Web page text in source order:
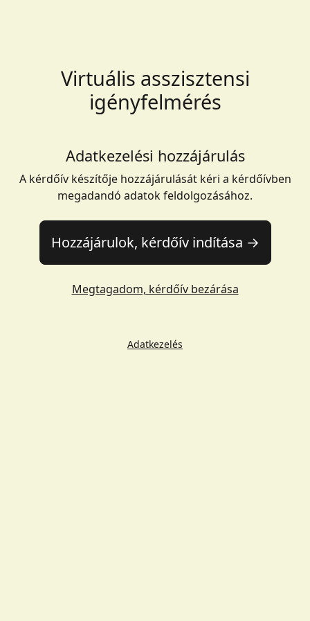
Virtuális asszisztensi
igényfelmérés
Adatkezelési hozzájárulás
A kérdőív készítője hozzájárulását kéri a kérdőívben
megadandó adatok feldolgozásához.
Hozzájárulok, kérdőív indítása →
Megtagadom, kérdőív bezárása
Adatkezelés